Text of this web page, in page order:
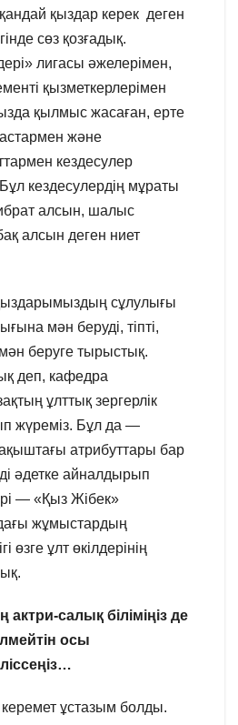
қандай қыздар керек деген
сөз қозғадық.
лигасы әжелерімен,
қызметкерлерімен
қылмыс жасаған, ерте
және
кездесулер
кездесулердің мұраты
алсын, шалыс
алсын деген ниет
сұлулығы
мән беруді, тіпті,
беруге тырыстық.
деп, кафедра
ұлттық зергерлік
жүреміз. Бұл да —
атрибуттары бар
әдетке айналдырып
— «Қыз Жібек»
жұмыстардың
өзге ұлт өкілдерінің
актри-салық біліміңіз де
осы
ұстазым болды.